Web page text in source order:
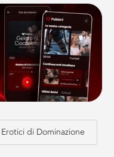
di Dominazione